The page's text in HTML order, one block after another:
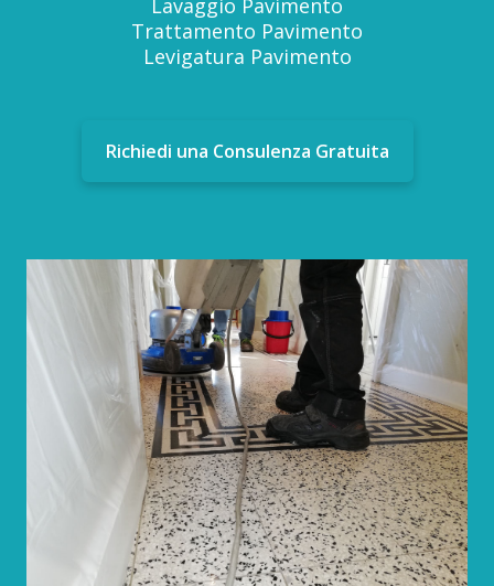
Lavaggio Pavimento
Trattamento Pavimento
Levigatura Pavimento
Richiedi una Consulenza Gratuita